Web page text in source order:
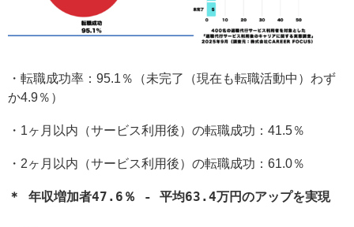
・転職成功率：95.1％（未完了（現在も転職活動中）わず
か4.9％）
・1ヶ月以内（サービス利用後）の転職成功：41.5％
・2ヶ月以内（サービス利用後）の転職成功：61.0％
＊ 年収増加者47.6％ - 平均63.4万円のアップを実現